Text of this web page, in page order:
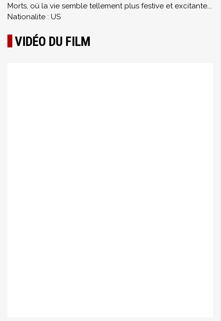
Morts, où la vie semble tellement plus festive et excitante...
Nationalite : US
VIDÉO DU FILM